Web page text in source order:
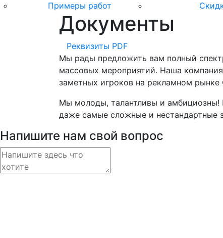
Примеры работ
Документы
Реквизиты PDF
Мы рады предложить вам полный
массовых мероприятий. Наша
заметных игроков на рекламном рынке
Мы молоды, талантливы и
даже самые сложные и нестандартные
Напишите нам свой вопрос